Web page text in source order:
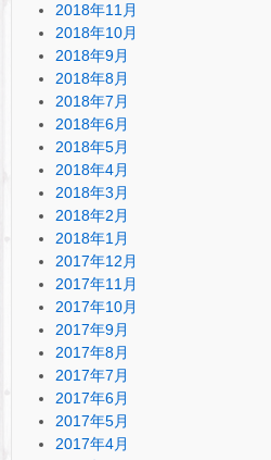
2018年11月
2018年10月
2018年9月
2018年8月
2018年7月
2018年6月
2018年5月
2018年4月
2018年3月
2018年2月
2018年1月
2017年12月
2017年11月
2017年10月
2017年9月
2017年8月
2017年7月
2017年6月
2017年5月
2017年4月